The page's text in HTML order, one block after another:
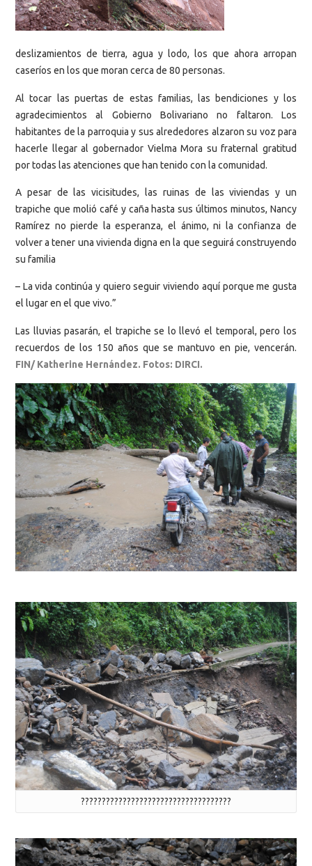
deslizamientos de tierra, agua y lodo, los que ahora arropan
caseríos en los que moran cerca de 80 personas.
Al tocar las puertas de estas familias, las bendiciones y los
agradecimientos al Gobierno Bolivariano no faltaron. Los
habitantes de la parroquia y sus alrededores alzaron su voz para
hacerle llegar al gobernador Vielma Mora su fraternal gratitud
por todas las atenciones que han tenido con la comunidad.
A pesar de las vicisitudes, las ruinas de las viviendas y un
trapiche que molió café y caña hasta sus últimos minutos, Nancy
Ramírez no pierde la esperanza, el ánimo, ni la confianza de
volver a tener una vivienda digna en la que seguirá construyendo
su familia
– La vida continúa y quiero seguir viviendo aquí porque me gusta
el lugar en el que vivo.”
Las lluvias pasarán, el trapiche se lo llevó el temporal, pero los
recuerdos de los 150 años que se mantuvo en pie, vencerán.
FIN/ Katherine Hernández. Fotos: DIRCI.
????????????????????????????????????